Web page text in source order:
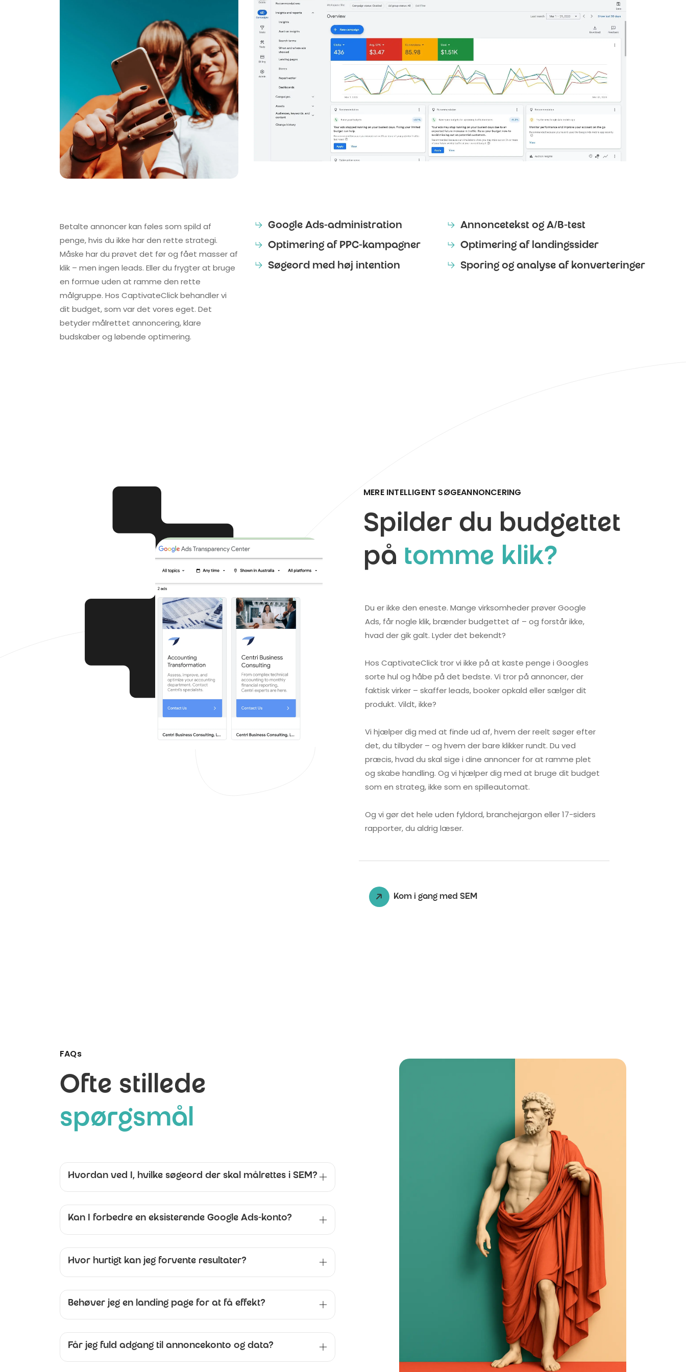
Betalte annoncer kan føles som spild af
penge, hvis du ikke har den rette strategi.
Måske har du prøvet det før og fået masser af
klik – men ingen leads. Eller du frygter at bruge
en formue uden at ramme den rette
målgruppe. Hos CaptivateClick behandler vi
dit budget, som var det vores eget. Det
betyder målrettet annoncering, klare
budskaber og løbende optimering.
Google Ads-administration
Optimering af PPC-kampagner
Søgeord med høj intention
Annoncetekst og A/B-test
Optimering af landingssider
Sporing og analyse af konverteringer
MERE INTELLIGENT SØGEANNONCERING
Spilder du budgettet
på tomme klik?
Du er ikke den eneste. Mange virksomheder prøver Google
Ads, får nogle klik, brænder budgettet af – og forstår ikke,
hvad der gik galt. Lyder det bekendt?
Hos CaptivateClick tror vi ikke på at kaste penge i Googles
sorte hul og håbe på det bedste. Vi tror på annoncer, der
faktisk virker – skaffer leads, booker opkald eller sælger dit
produkt. Vildt, ikke?
Vi hjælper dig med at finde ud af, hvem der reelt søger efter
det, du tilbyder – og hvem der bare klikker rundt. Du ved
præcis, hvad du skal sige i dine annoncer for at ramme plet
og skabe handling. Og vi hjælper dig med at bruge dit budget
som en strateg, ikke som en spilleautomat.
Og vi gør det hele uden fyldord, branchejargon eller 17-siders
rapporter, du aldrig læser.
Kom i gang med SEM
FAQs
Ofte stillede
spørgsmål
Hvordan ved I, hvilke søgeord der skal målrettes i SEM?
Kan I forbedre en eksisterende Google Ads-konto?
Hvor hurtigt kan jeg forvente resultater?
Behøver jeg en landing page for at få effekt?
Får jeg fuld adgang til annoncekonto og data?